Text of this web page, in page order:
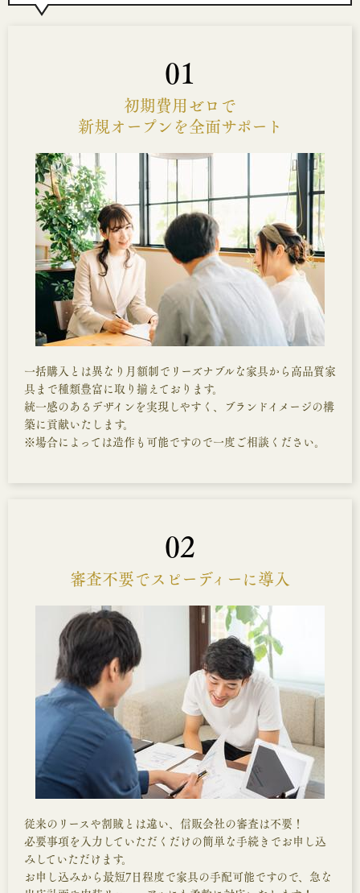
01
初期費用ゼロで
新規オープンを全面サポート
一括購入とは異なり月額制でリーズナブルな家具から高品質家
具まで種類豊富に取り揃えております。
統一感のあるデザインを実現しやすく、ブランドイメージの構
築に貢献いたします。
※場合によっては造作も可能ですので一度ご相談ください。
02
審査不要でスピーディーに導入
従来のリースや割賊とは違い、信販会社の審査は不要！
必要事項を入力していただくだけの簡単な手続きでお申し込
みしていただけます。
お申し込みから最短7日程度で家具の手配可能ですので、急な